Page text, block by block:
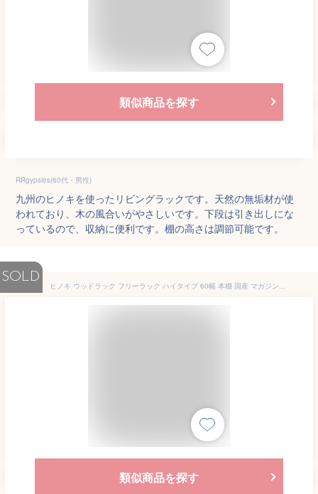
類似商品を探す
RRgypsies(60代・男性)
九州のヒノキを使ったリビングラックです。天然の無垢材が使
われており、木の風合いがやさしいです。下段は引き出しにな
っているので、収納に便利です。棚の高さは調節可能です。
SOLD
ヒノキ ウッドラック フリーラック ハイタイプ 60幅 本棚 国産 マガジンラック 引出付き 絵本ラック 本収納 本立て ファイル立て フリーボード ディスプレイラック 子供部屋用 ラック 完成品 大川家具 檜 無垢材 小物収納 大川家具 多目的ラック 引き出し 3段レール 北欧
類似商品を探す